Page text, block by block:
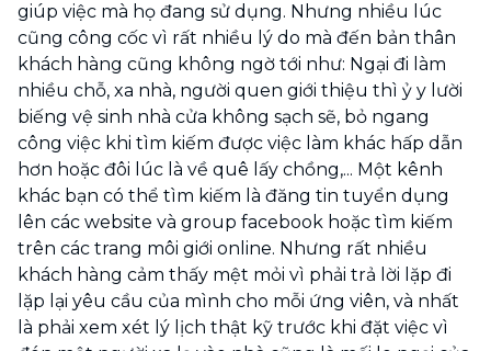
giúp việc mà họ đang sử dụng. Nhưng nhiều lúc
cũng công cốc vì rất nhiều lý do mà đến bản thân
khách hàng cũng không ngờ tới như: Ngại đi làm
nhiều chỗ, xa nhà, người quen giới thiệu thì ỷ y lười
biếng vệ sinh nhà cửa không sạch sẽ, bỏ ngang
công việc khi tìm kiếm được việc làm khác hấp dẫn
hơn hoặc đôi lúc là về quê lấy chồng,... Một kênh
khác bạn có thể tìm kiếm là đăng tin tuyển dụng
lên các website và group facebook hoặc tìm kiếm
trên các trang môi giới online. Nhưng rất nhiều
khách hàng cảm thấy mệt mỏi vì phải trả lời lặp đi
lặp lại yêu cầu của mình cho mỗi ứng viên, và nhất
là phải xem xét lý lịch thật kỹ trước khi đặt việc vì